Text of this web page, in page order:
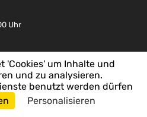
Uhr
'Cookies' um Inhalte und
und zu analysieren.
benutzt werden dürfen
Personalisieren